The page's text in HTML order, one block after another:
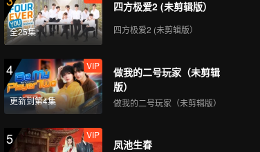
全25集
四方极爱2 (未剪辑版）
四方极爱2 (未剪辑版）
4
更新到第4集
VIP
做我的二号玩家（未剪辑
版）
做我的二号玩家（未剪辑版）
5 VIP
凤池生春